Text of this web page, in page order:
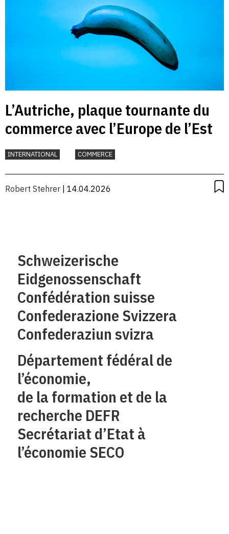
L’Autriche, plaque tournante du
commerce avec l’Europe de l’Est
INTERNATIONAL COMMERCE
Robert Stehrer | 14.04.2026
Schweizerische
Eidgenossenschaft
Confédération suisse
Confederazione Svizzera
Confederaziun svizra
Département fédéral de
l’économie,
de la formation et de la
recherche DEFR
Secrétariat d’Etat à
l’économie SECO